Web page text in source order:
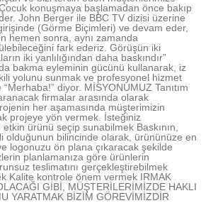
konuşmaya başlamadan önce bakıp
der. John Berger ile BBC TV dizisi üzerine
(Görme Biçimleri) ve devam eder,
hemen sonra, aynı zamanda
fark ederiz. Görüşün iki
iki yanlılığından daha baskındır”
bakma eyleminin gücünü kullanarak, iz
yolunu sunmak ve profesyonel hizmet
diyor. MİSYONUMUZ Tanıtım
firmalar arasında olarak
her aşamasında müşterimizin
projeye yön vermek. İsteğiniz
ürünü seçip sunabilmek Baskının,
olduğunun bilincinde olarak, ürününüze en
logonuzu ön plana çıkaracak şekilde
planlamanıza göre ürünlerin
teslimatını gerçekleştirebilmek
Kalite kontrole önem vermek IRMAK
GİBİ, MÜŞTERİLERİMİZDE HAKLI
YARATMAK BİZİM GÖREVİMİZDİR